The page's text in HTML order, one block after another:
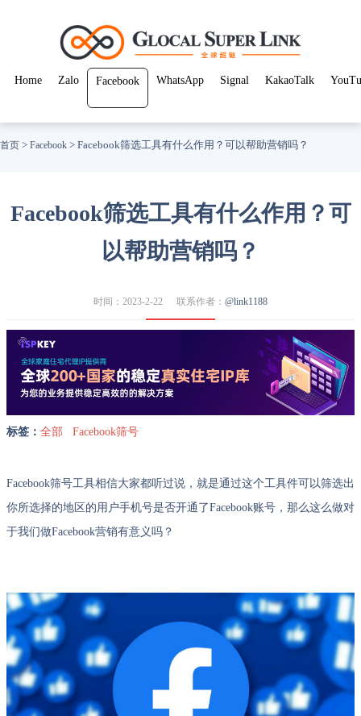
Home Zalo Facebook WhatsApp Signal KakaoTalk
首页 > Facebook > Facebook筛选工具有什么作用？可以帮助营销吗？
Facebook筛选工具有什么作用？可
以帮助营销吗？
时间：2023-2-22 联系作者： @link1188
标签： 全部 Facebook筛号
Facebook筛号工具相信大家都听过说，就是通过这个工具件可以筛选出
你所选择的地区的用户手机号是否开通了Facebook账号，那么这么做对
于我们做Facebook营销有意义吗？